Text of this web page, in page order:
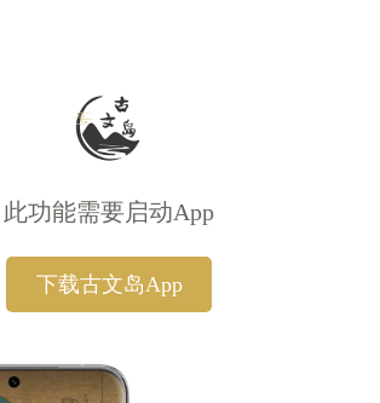
此功能需要启动App
下载古文岛App